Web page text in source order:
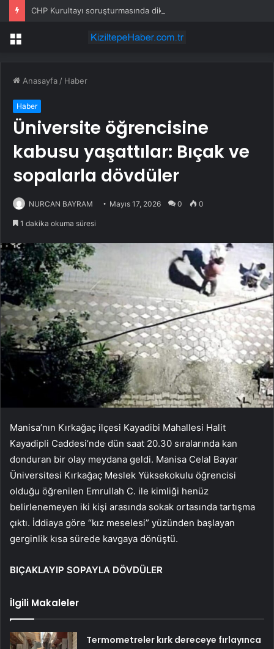
Menü
Anasayfa / Haber
Haber
Üniversite öğrencisine
kabusu yaşattılar: Bıçak ve
sopalarla dövdüler
NURCAN BAYRAM Mayıs 17, 2026 0 0
1 dakika okuma süresi
Manisa’nın Kırkağaç ilçesi Kayadibi Mahallesi Halit
Kayadipli Caddesi’nde dün saat 20.30 sıralarında kan
donduran bir olay meydana geldi. Manisa Celal Bayar
Üniversitesi Kırkağaç Meslek Yüksekokulu öğrencisi
olduğu öğrenilen Emrullah C. ile kimliği henüz
belirlenemeyen iki kişi arasında sokak ortasında tartışma
çıktı. İddiaya göre “kız meselesi” yüzünden başlayan
gerginlik kısa sürede kavgaya dönüştü.
BIÇAKLAYIP SOPAYLA DÖVDÜLER
İlgili Makaleler
Termometreler kırk dereceye fırlayınca